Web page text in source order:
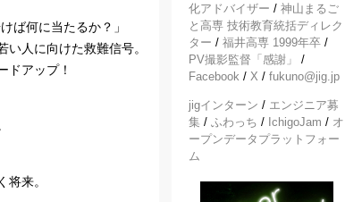
ば何に当たるか？」
人に向けた救難信号。
ドアップ！
来。
化アドバイザー / 神山まるご
と高専 技術教育統括ディレク
ター / 福井高専 1999年卒 /
PV撮影監督「感謝」
/
Facebook / X / fukuno@jig.jp
jigインターン / エンジニア募
集 / ふわっち / IchigoJam / オ
ープンデータプラットフォー
ム